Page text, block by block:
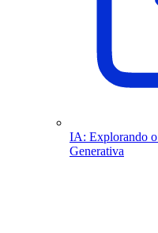
IA: Explorando
Generativa